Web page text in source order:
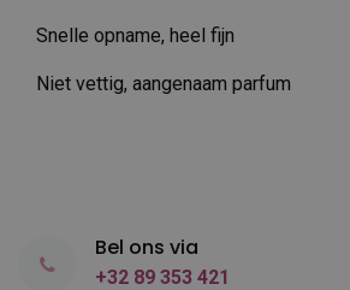
Snelle opname, heel fijn
Niet vettig, aangenaam parfum
Bel ons via
+32 89 353 421